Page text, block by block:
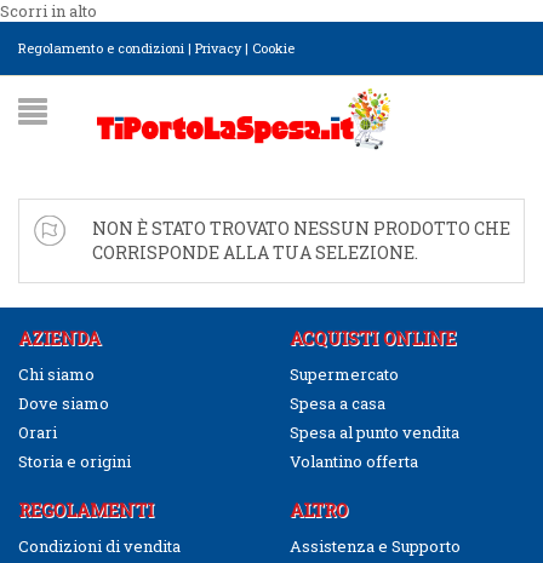
Scorri in alto
Regolamento e condizioni | Privacy| Cookie
NON È STATO TROVATO NESSUN PRODOTTO CHE
CORRISPONDE ALLA TUA SELEZIONE.
AZIENDA
Chi siamo
Dove siamo
Orari
Storia e origini
ACQUISTI ONLINE
Supermercato
Spesa a casa
Spesa al punto vendita
Volantino offerta
REGOLAMENTI
Condizioni di vendita
ALTRO
Assistenza e Supporto